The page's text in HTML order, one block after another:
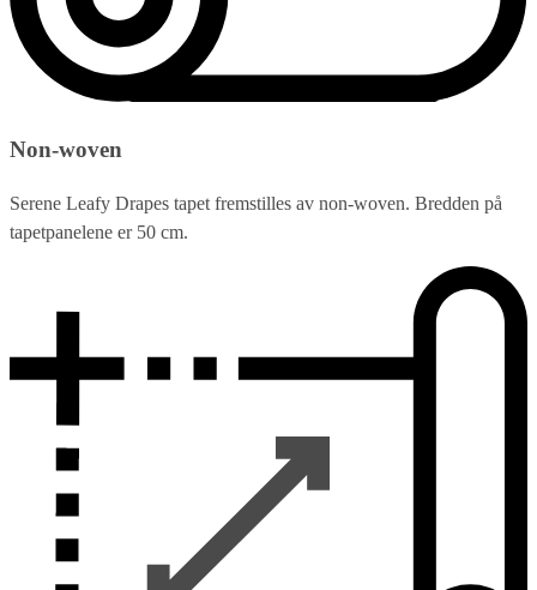
Non-woven
Serene Leafy Drapes tapet fremstilles av non-woven. Bredden på
tapetpanelene er 50 cm.